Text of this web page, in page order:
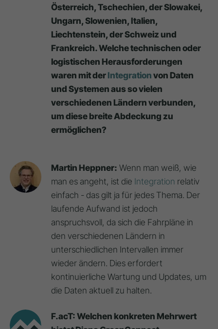
Österreich, Tschechien, der Slowakei,
Ungarn, Slowenien, Italien,
Liechtenstein, der Schweiz und
Frankreich. Welche technischen oder
logistischen Herausforderungen
waren mit derIntegrationvon Daten
und Systemen aus so vielen
verschiedenen Ländern verbunden,
um diese breite Abdeckung zu
ermöglichen?
Martin Heppner: Wenn man weiß, wie
man es angeht, ist die Integration relativ
einfach - das gilt ja für jedes Thema. Der
laufende Aufwand ist jedoch
anspruchsvoll, da sich die Fahrpläne in
den verschiedenen Ländern in
unterschiedlichen Intervallen immer
wieder ändern. Dies erfordert
kontinuierliche Wartung und Updates, um
die Daten aktuell zu halten.
F.acT: Welchen konkreten Mehrwert